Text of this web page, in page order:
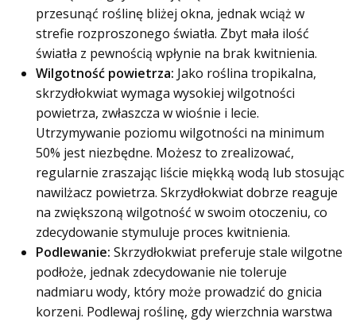
przesunąć roślinę bliżej okna, jednak wciąż w
strefie rozproszonego światła. Zbyt mała ilość
światła z pewnością wpłynie na brak kwitnienia.
Wilgotność powietrza: Jako roślina tropikalna,
skrzydłokwiat wymaga wysokiej wilgotności
powietrza, zwłaszcza w wiośnie i lecie.
Utrzymywanie poziomu wilgotności na minimum
50% jest niezbędne. Możesz to zrealizować,
regularnie zraszając liście miękką wodą lub stosując
nawilżacz powietrza. Skrzydłokwiat dobrze reaguje
na zwiększoną wilgotność w swoim otoczeniu, co
zdecydowanie stymuluje proces kwitnienia.
Podlewanie: Skrzydłokwiat preferuje stale wilgotne
podłoże, jednak zdecydowanie nie toleruje
nadmiaru wody, który może prowadzić do gnicia
korzeni. Podlewaj roślinę, gdy wierzchnia warstwa